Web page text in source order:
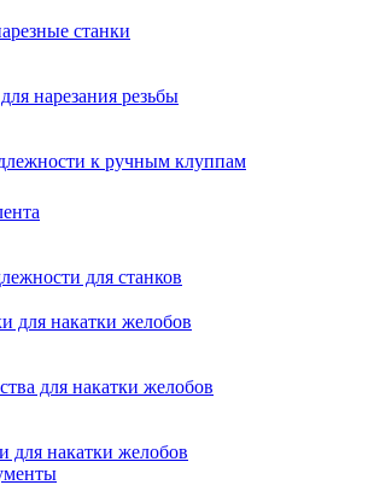
станки
нарезания резьбы
к ручным клуппам
для станков
для накатки желобов
для накатки желобов
для накатки желобов